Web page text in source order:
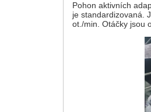
Pohon aktivních
je standardizovaná.
ot./min. Otáčky jsou